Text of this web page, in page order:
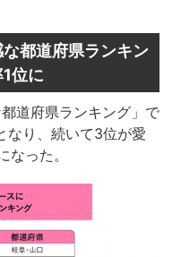
都道府県ランキン
位に
道府県ランキング」で
なり、続いて3位が愛
った。